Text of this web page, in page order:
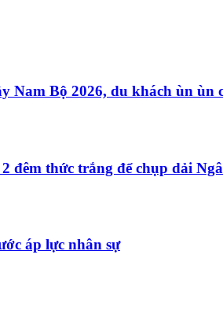
Nam Bộ 2026, du khách ùn ùn
đêm thức trắng để chụp dải
áp lực nhân sự